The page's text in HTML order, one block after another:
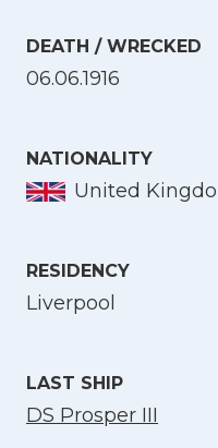
DEATH / WRECKED
06.06.1916
NATIONALITY
United
RESIDENCY
Liverpool
LAST SHIP
DS Prosper III